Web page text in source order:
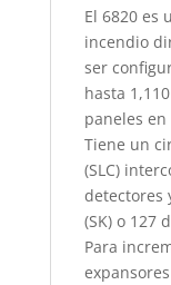
El 6820 es
incendio
ser
hasta
paneles
Tiene un
(SLC)
detectores
(SK) o 127
Para